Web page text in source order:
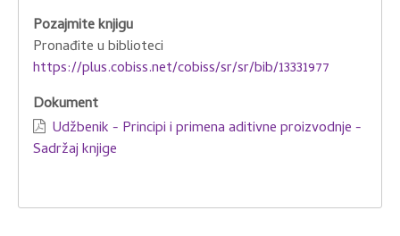
Pozajmite knjigu
Pronađite u biblioteci
https://plus.cobiss.net/cobiss/sr/sr/bib/13331977
Dokument
Udžbenik - Principi i primena aditivne proizvodnje -
Sadržaj knjige